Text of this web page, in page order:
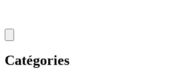
Catégories